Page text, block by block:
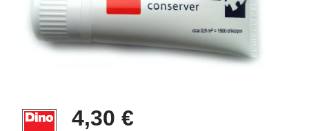
4,30 €